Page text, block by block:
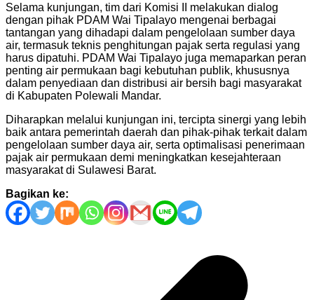
Selama kunjungan, tim dari Komisi II melakukan dialog
dengan pihak PDAM Wai Tipalayo mengenai berbagai
tantangan yang dihadapi dalam pengelolaan sumber daya
air, termasuk teknis penghitungan pajak serta regulasi yang
harus dipatuhi. PDAM Wai Tipalayo juga memaparkan peran
penting air permukaan bagi kebutuhan publik, khususnya
dalam penyediaan dan distribusi air bersih bagi masyarakat
di Kabupaten Polewali Mandar.
Diharapkan melalui kunjungan ini, tercipta sinergi yang lebih
baik antara pemerintah daerah dan pihak-pihak terkait dalam
pengelolaan sumber daya air, serta optimalisasi penerimaan
pajak air permukaan demi meningkatkan kesejahteraan
masyarakat di Sulawesi Barat.
Bagikan ke: